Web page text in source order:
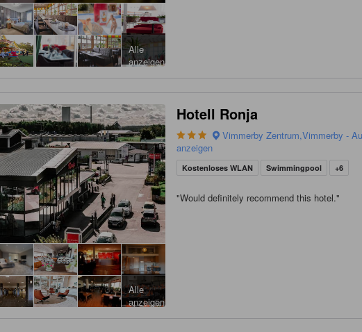
Alle
anzeigen
Alle
anzeigen
Hotell Ronja
Vimmerby Zentrum,Vimmerby -
anzeigen
Kostenloses WLAN Swimmingpool +6
"Would definitely recommend this hotel."